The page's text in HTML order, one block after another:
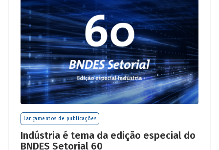
Lançamentos de publicações
Indústria é tema da edição especial do
BNDES Setorial 60